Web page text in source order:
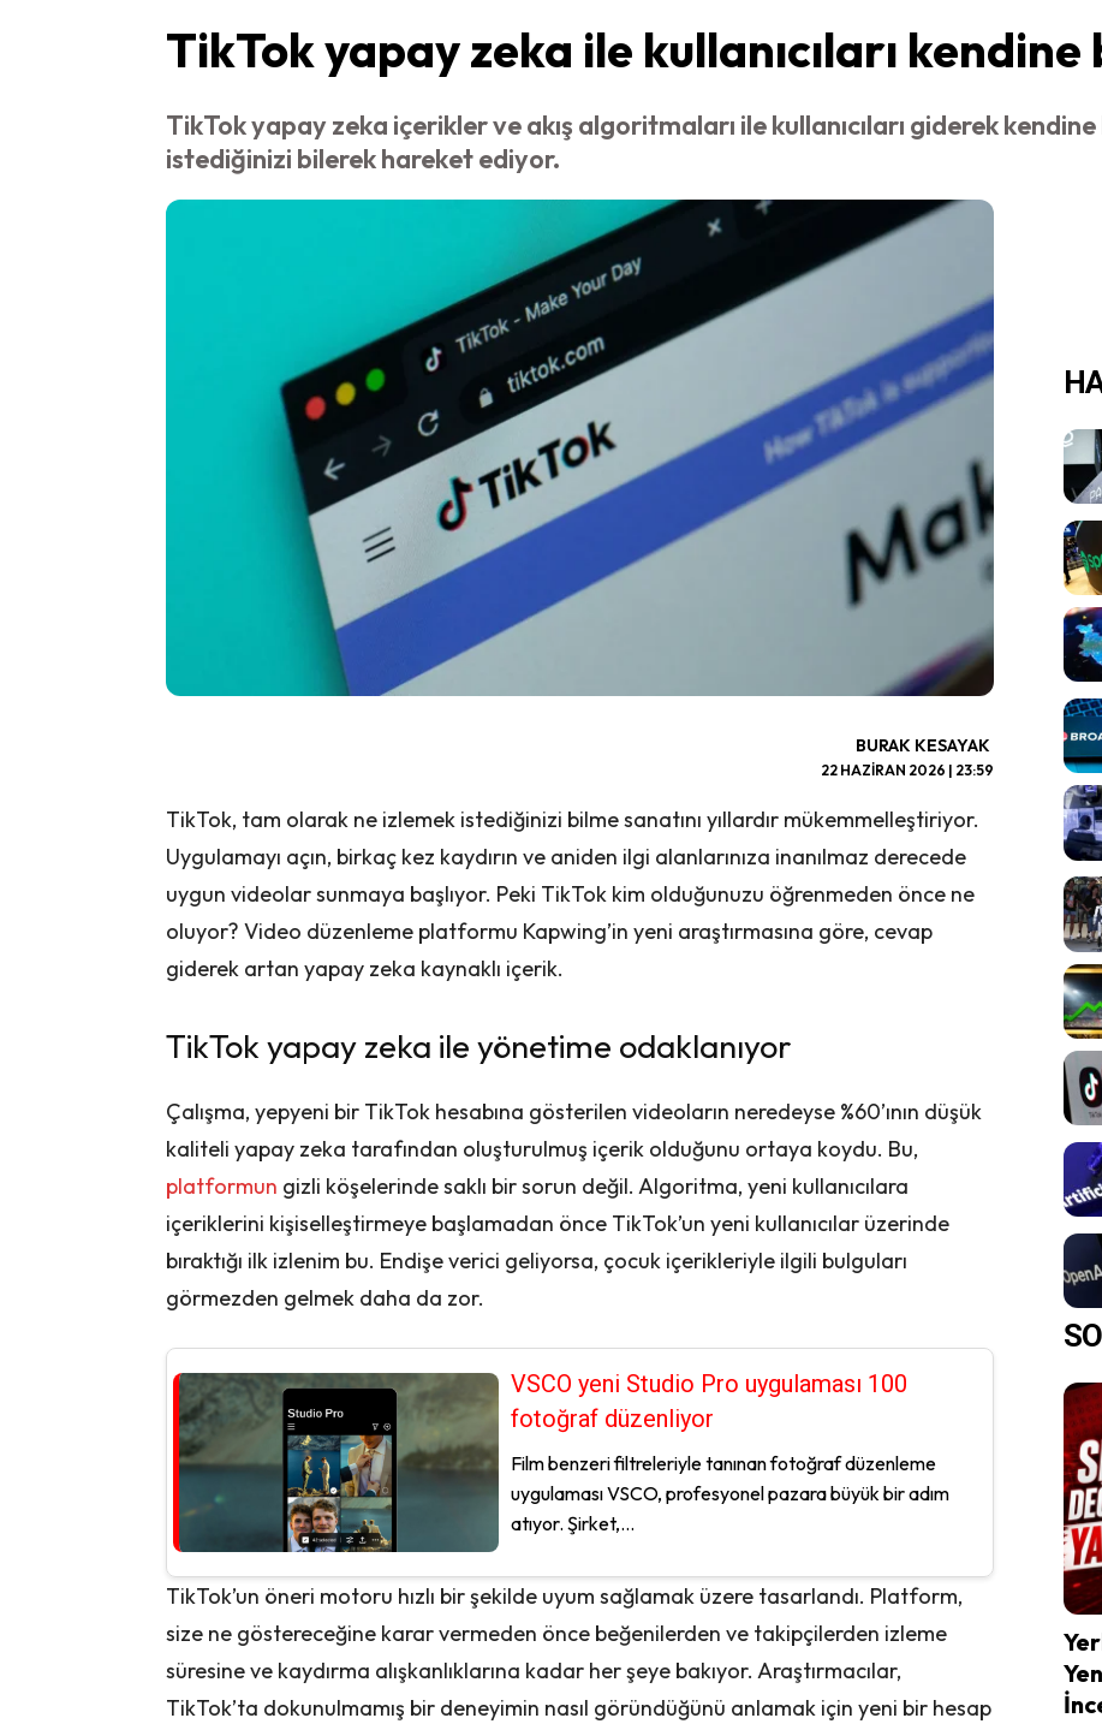
TikTok yapay zeka ile kullanıcıları kendine
TikTok yapay zeka içerikler ve akış algoritmaları ile kullanıcıları giderek
istediğinizi bilerek hareket ediyor.
BURAK KESAYAK
22 HAZIRAN 2026 | 23:59
TikTok, tam olarak ne izlemek istediğinizi bilme sanatını yıllardır mükemmelleştiriyor.
Uygulamayı açın, birkaç kez kaydırın ve aniden ilgi alanlarınıza inanılmaz derecede
uygun videolar sunmaya başlıyor. Peki TikTok kim olduğunuzu öğrenmeden önce ne
oluyor? Video düzenleme platformu Kapwing’in yeni araştırmasına göre, cevap
giderek artan yapay zeka kaynaklı içerik.
TikTok yapay zeka ile yönetime odaklanıyor
Çalışma, yepyeni bir TikTok hesabına gösterilen videoların neredeyse %60’ının düşük
kaliteli yapay zeka tarafından oluşturulmuş içerik olduğunu ortaya koydu. Bu,
platformun gizli köşelerinde saklı bir sorun değil. Algoritma, yeni kullanıcılara
içeriklerini kişiselleştirmeye başlamadan önce TikTok’un yeni kullanıcılar üzerinde
bıraktığı ilk izlenim bu. Endişe verici geliyorsa, çocuk içerikleriyle ilgili bulguları
görmezden gelmek daha da zor.
VSCO yeni Studio Pro uygulaması 100
fotoğraf düzenliyor
Film benzeri filtreleriyle tanınan fotoğraf düzenleme
uygulaması VSCO, profesyonel pazara büyük bir adım
atıyor. Şirket,...
TikTok’un öneri motoru hızlı bir şekilde uyum sağlamak üzere tasarlandı. Platform,
size ne göstereceğine karar vermeden önce beğenilerden ve takipçilerden izleme
süresine ve kaydırma alışkanlıklarına kadar her şeye bakıyor. Araştırmacılar,
TikTok’ta dokunulmamış bir deneyimin nasıl göründüğünü anlamak için yeni bir hesap